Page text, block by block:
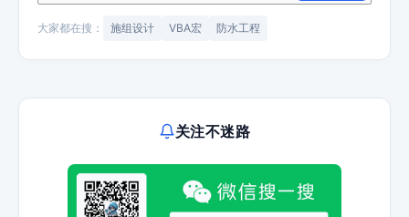
大家都在搜： 施组设计 VBA宏 防水工程
关注不迷路